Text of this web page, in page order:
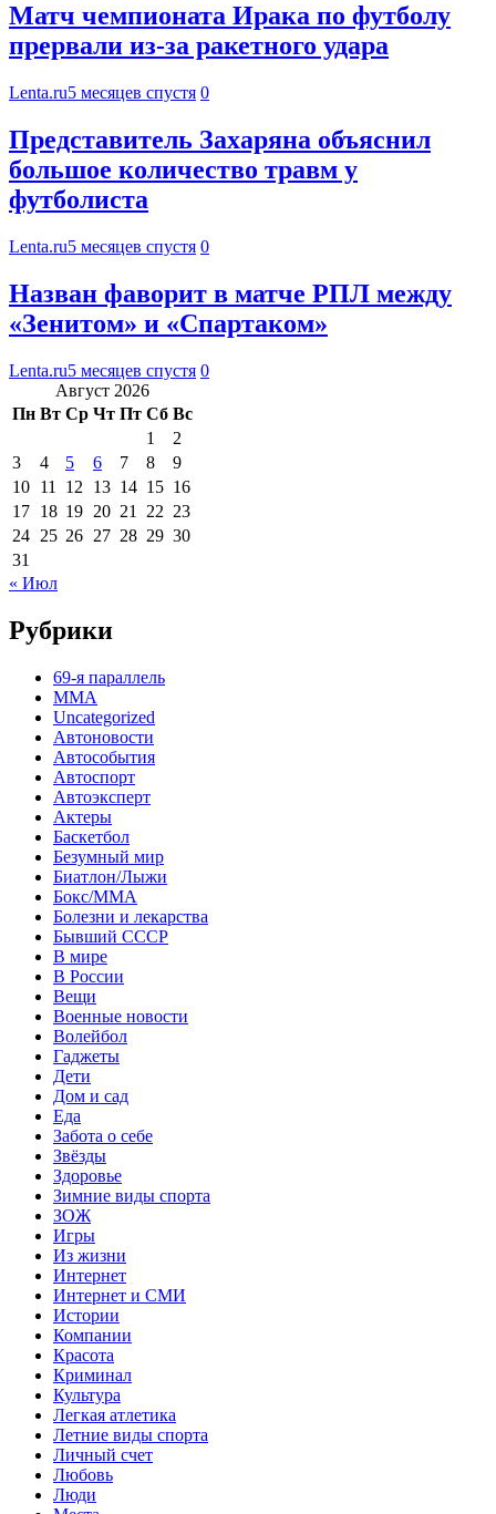
Матч чемпионата Ирака по футболу
прервали из-за ракетного удара
Lenta.ru5 месяцев спустя 0
Представитель Захаряна объяснил
большое количество травм у
футболиста
Lenta.ru5 месяцев спустя 0
Назван фаворит в матче РПЛ между
«Зенитом» и «Спартаком»
Lenta.ru5 месяцев спустя 0
Август 2026
Пн Вт Ср Чт Пт Сб Вс
1
2
3
4 5 6 7 8
9
10 11 12 13 14 15 16
17 18 19 20 21 22 23
24 25 26 27 28 29 30
31
« Июл
Рубрики
69-я параллель
MMA
Uncategorized
Автоновости
Автособытия
Автоспорт
Автоэксперт
Актеры
Баскетбол
Безумный мир
Биатлон/Лыжи
Бокс/MMA
Болезни и лекарства
Бывший СССР
В мире
В России
Вещи
Военные новости
Волейбол
Гаджеты
Дети
Дом и сад
Еда
Забота о себе
Звёзды
Здоровье
Зимние виды спорта
ЗОЖ
Игры
Из жизни
Интернет
Интернет и СМИ
Истории
Компании
Красота
Криминал
Культура
Легкая атлетика
Летние виды спорта
Личный счет
Любовь
Люди